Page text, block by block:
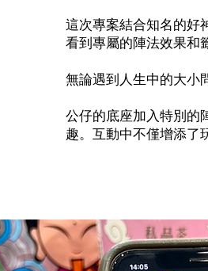
這次專案結合知名的好
看到專屬的陣法效果和
無論遇到人生中的大小
公仔的底座加入特別的
趣。互動中不僅增添了